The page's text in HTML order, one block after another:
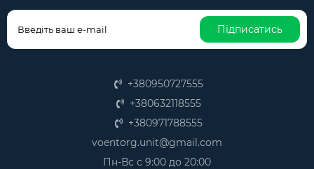
Підписатись
+380950727555
+380632118555
+380971788555
voentorg.unit@gmail.com
Пн-Вс с 9:00 до 20:00